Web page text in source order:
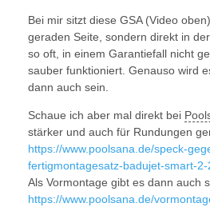
Bei mir sitzt diese GSA (Video
geraden Seite, sondern direkt in
so oft, in einem Garantiefall nicht
sauber funktioniert. Genauso wird
dann auch sein.
Schaue ich aber mal direkt bei
stärker und auch für Rundungen
https://www.poolsana.de/speck-
fertigmontagesatz-badujet-smart-
Als Vormontage gibt es dann auch
https://www.poolsana.de/